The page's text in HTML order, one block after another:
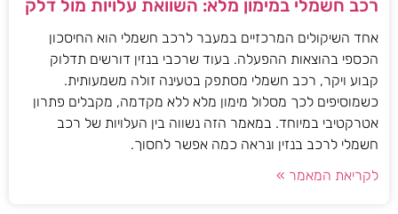
רכב חשמלי במימון מלא: השוואת עלויות מול דלק
אחד השיקולים המרכזיים במעבר לרכב חשמלי הוא החיסכון
הכספי בהוצאות ההפעלה. בעוד שרכבי בנזין דורשים תדלוק
קבוע ויקר, רכב חשמלי מסתפק בטעינה זולה משמעותית.
כשמוסיפים לכך מסלול מימון מלא ללא מקדמה, מקבלים פתרון
אטרקטיבי במיוחד. במאמר הזה נשווה בין העלויות של רכב
חשמלי לרכב בנזין ונראה כמה אפשר לחסוך.
לקריאת המאמר »